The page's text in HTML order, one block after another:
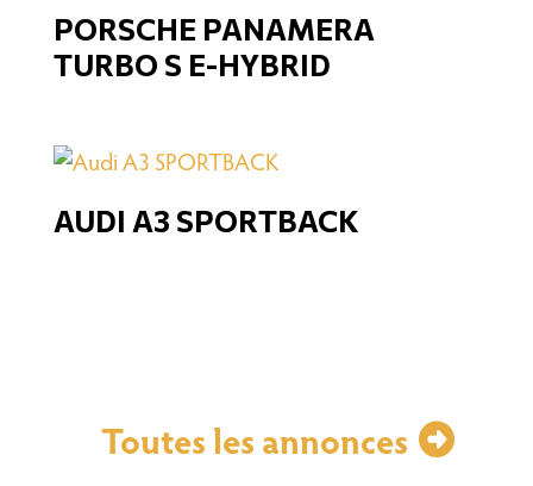
PORSCHE PANAMERA
TURBO S E-HYBRID
AUDI A3 SPORTBACK
Toutes les annonces